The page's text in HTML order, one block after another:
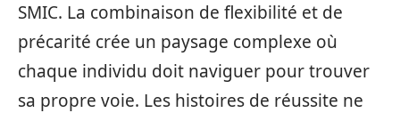
SMIC. La combinaison de flexibilité et de
précarité crée un paysage complexe où
chaque individu doit naviguer pour trouver
sa propre voie. Les histoires de réussite ne